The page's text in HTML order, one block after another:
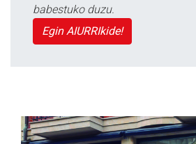
babestuko duzu.
Egin AIURRIkide!